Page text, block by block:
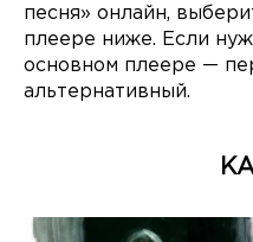
песня» онлайн,
плеере ниже. Если
основном плеере —
альтернативный.